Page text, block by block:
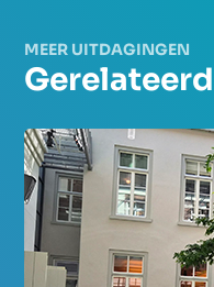
MEER UITDAGINGEN